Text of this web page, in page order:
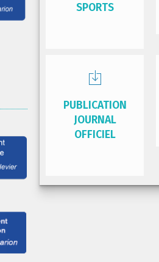
SPORTS
PUBLICATION
JOURNAL
OFFICIEL